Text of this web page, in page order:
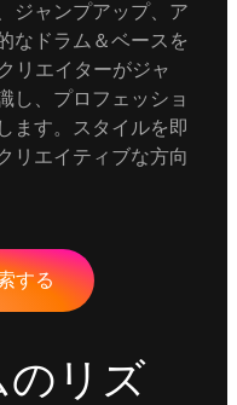
ジャンプアップ、ア
なドラム＆ベースを
リエイターがジャ
し、プロフェッショ
ます。スタイルを即
リエイティブな方向
する
のリズ